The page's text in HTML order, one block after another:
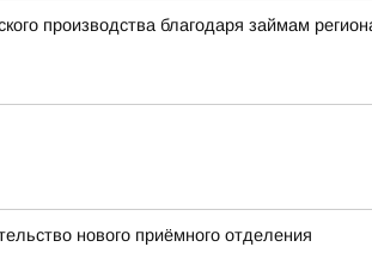
производства благодаря займам
нового приёмного отделения